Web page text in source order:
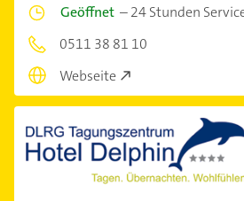
Geöffnet –24 Stunden
0511 38 81 10
Webseite